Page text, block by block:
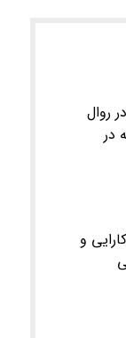
روال
در
و